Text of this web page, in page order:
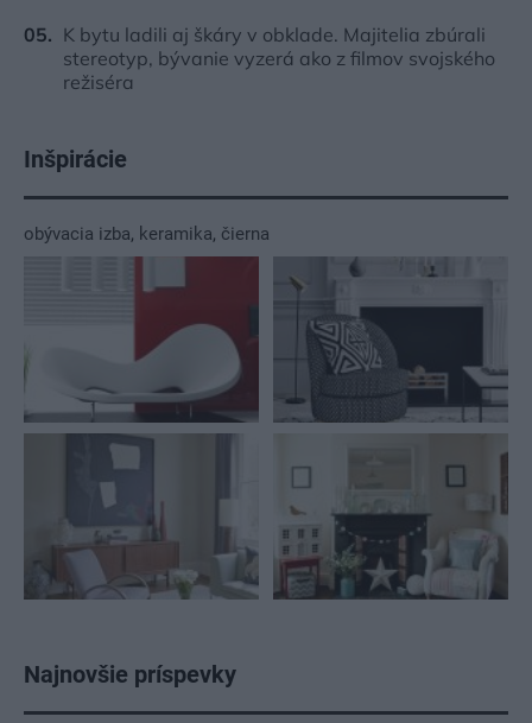
K bytu ladili aj škáry v obklade. Majitelia zbúrali
stereotyp, bývanie vyzerá ako z filmov svojského
režiséra
Inšpirácie
obývacia izba, keramika, čierna
Najnovšie príspevky